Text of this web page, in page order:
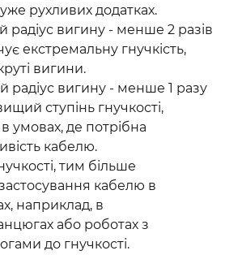
рухливих додатках.
радіус вигину - менше 2 разів
екстремальну гнучкість,
вигини.
радіус вигину - менше 1 разу
ступінь гнучкості,
умовах, де потрібна
кабелю.
тим більше
кабелю в
наприклад, в
або роботах з
до гнучкості.